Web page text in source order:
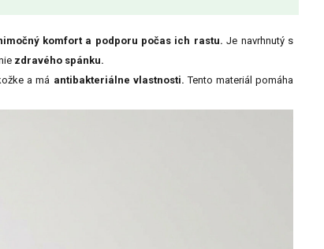
komfort a podporu počas ich rastu. Je navrhnutý s
zdravého spánku.
a má antibakteriálne vlastnosti. Tento materiál pomáha